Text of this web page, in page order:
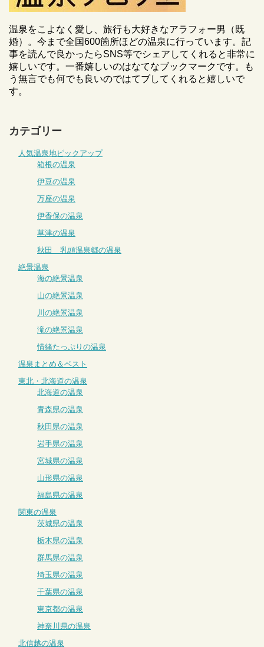
温泉をこよなく愛し、旅行も大好きなアラフォー男（既
婚）。今まで全国600箇所ほどの温泉に行っています。記
事を読んで良かったらSNS等でシェアしてくれると非常に
嬉しいです。一番嬉しいのはなてなブックマークです。も
う無言でも何でも良いのではてブしてくれると嬉しいで
す。
カテゴリー
人気温泉地ピックアップ
箱根の温泉
伊豆の温泉
万座の温泉
伊香保の温泉
草津の温泉
秋田 乳頭温泉郷の温泉
絶景温泉
海の絶景温泉
山の絶景温泉
川の絶景温泉
滝の絶景温泉
情緒たっぷりの温泉
温泉まとめ＆ベスト
東北・北海道の温泉
北海道の温泉
青森県の温泉
秋田県の温泉
岩手県の温泉
宮城県の温泉
山形県の温泉
福島県の温泉
関東の温泉
茨城県の温泉
栃木県の温泉
群馬県の温泉
埼玉県の温泉
千葉県の温泉
東京都の温泉
神奈川県の温泉
北信越の温泉